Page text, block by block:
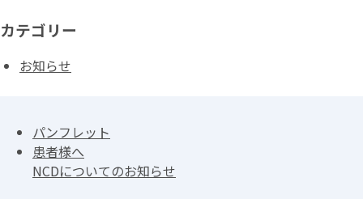
カテゴリー
お知らせ
パンフレット
患者様へ
NCDについてのお知らせ